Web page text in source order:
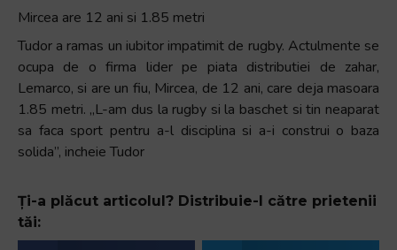
Mircea are 12 ani si 1.85 metri
Tudor a ramas un iubitor impatimit de rugby. Actulmente se
ocupa de o firma lider pe piata distributiei de zahar,
Lemarco, si are un fiu, Mircea, de 12 ani, care deja masoara
1.85 metri. „L-am dus la rugby si la baschet si tin neaparat
sa faca sport pentru a-l disciplina si a-i construi o baza
solida”, incheie Tudor
Ți-a plăcut articolul? Distribuie-l către prietenii
tăi: